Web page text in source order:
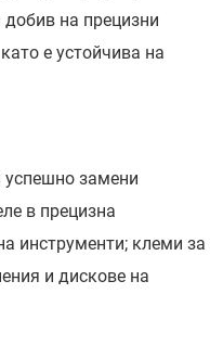
на прецизни
е устойчива на
успешно замени
в прецизна
инструменти; клеми за
и дискове на